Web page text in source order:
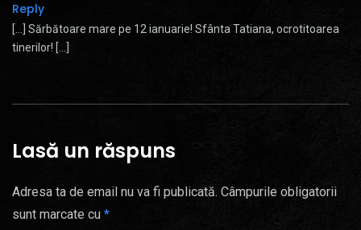
Reply
[…] Sărbătoare mare pe 12 ianuarie! Sfânta Tatiana, ocrotitoarea
tinerilor! […]
Lasă un răspuns
Adresa ta de email nu va fi publicată. Câmpurile obligatorii
sunt marcate cu *